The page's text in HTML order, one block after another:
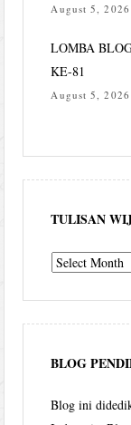
August 5, 2026
LOMBA
KE-81
August 5, 2026
TULISAN
Tulisan
per
bulan
BLOG
Blog ini